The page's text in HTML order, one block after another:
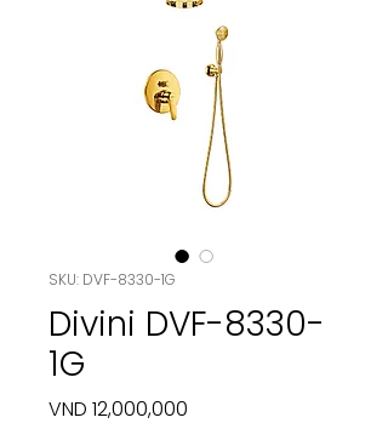
SKU: DVF-8330-1G
Divini DVF-8330-
1G
VND 12,000,000